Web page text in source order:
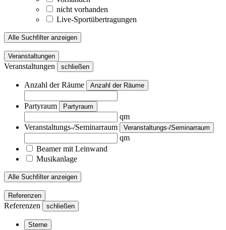
nicht vorhanden
Live-Sportübertragungen
Alle Suchfilter anzeigen
Veranstaltungen
Veranstaltungen schließen
Anzahl der Räume Anzahl der Räume
Partyraum Partyraum
qm
Veranstaltungs-/Seminarraum
Veranstaltungs-/Seminarraum
qm
Beamer mit Leinwand
Musikanlage
Alle Suchfilter anzeigen
Referenzen
Referenzen schließen
Sterne